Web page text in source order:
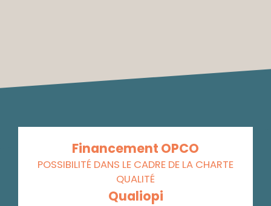
Financement OPCO
POSSIBILITÉ DANS LE CADRE DE LA CHARTE
QUALITÉ
Qualiopi